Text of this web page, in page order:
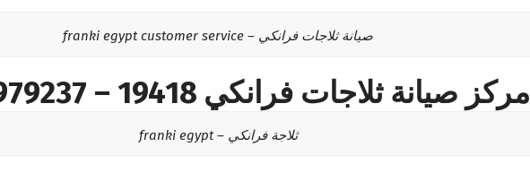
صيانة ثلاجات فرانكي – franki egypt customer service
مركز صيانة ثلاجات فرانكي 19418 – 01000979237
ثلاجة فرانكي – franki egypt